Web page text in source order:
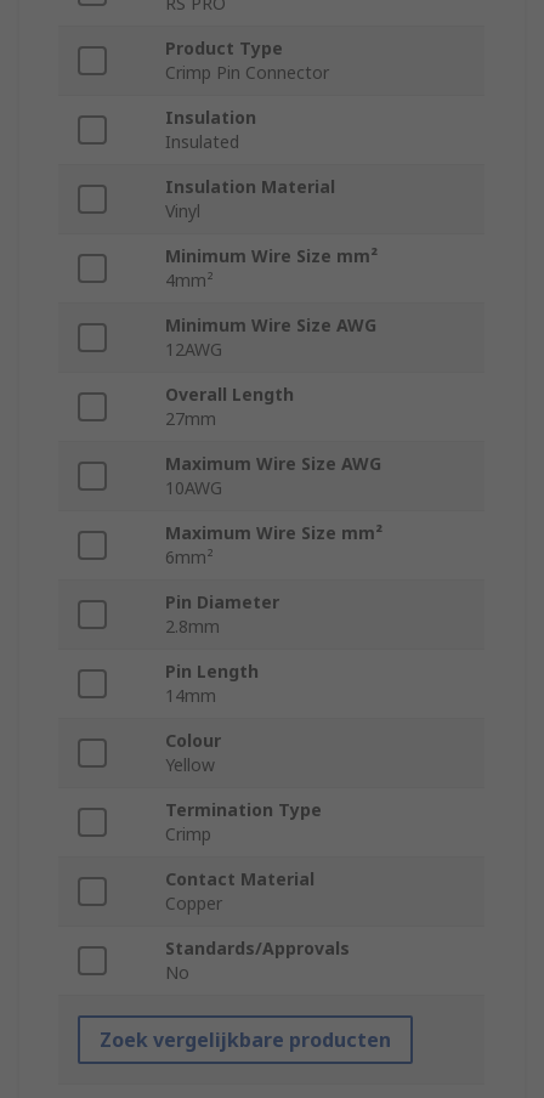
Product Type
Crimp Pin Connector
Insulation
Insulated
Insulation Material
Vinyl
Minimum Wire Size mm²
4mm²
Minimum Wire Size AWG
12AWG
Overall Length
27mm
Maximum Wire Size AWG
10AWG
Maximum Wire Size mm²
6mm²
Pin Diameter
2.8mm
Pin Length
14mm
Colour
Yellow
Termination Type
Crimp
Contact Material
Copper
Standards/Approvals
No
Zoek vergelijkbare producten